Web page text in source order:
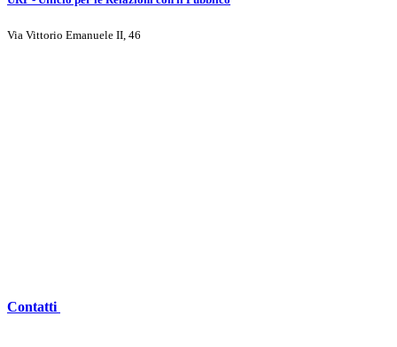
Via Vittorio Emanuele II, 46
Contatti